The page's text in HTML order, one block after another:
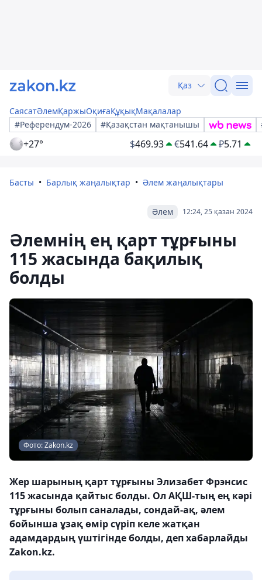
Қаз
СаясатӘлемҚаржыОқиғаҚұқықМақалалар
#Референдум-2026
#Қазақстан мақтанышы
+27° $469.93 €541.64 ₽5.71
Басты Барлық жаңалықтар Әлем жаңалықтары
12:24, 25 қазан 2024
Әлем
Әлемнің ең қарт тұрғыны
115 жасында бақилық
болды
Фото: Zakon.kz
Жер шарының қарт тұрғыны Элизабет Фрэнсис
115 жасында қайтыс болды. Ол АҚШ-тың ең кәрі
тұрғыны болып саналады, сондай-ақ, әлем
бойынша ұзақ өмір сүріп келе жатқан
адамдардың үштігінде болды, деп хабарлайды
Zakon.kz.